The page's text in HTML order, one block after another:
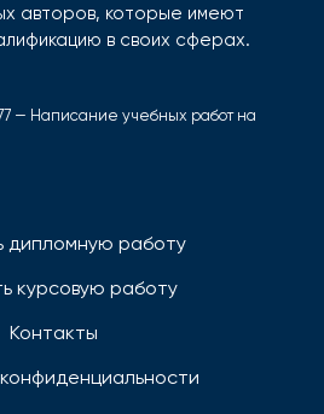
авторов, которые имеют
в своих сферах.
— Написание учебных работ на
дипломную работу
курсовую работу
Контакты